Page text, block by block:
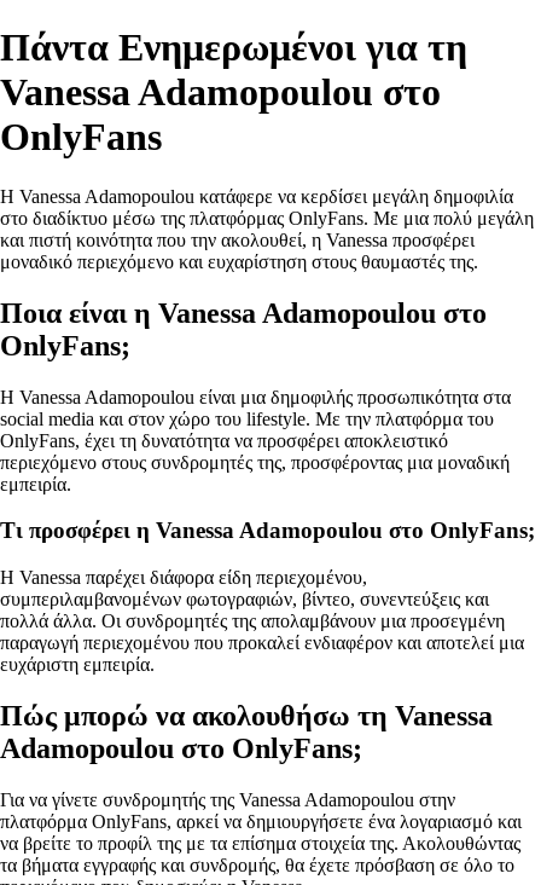
Πάντα Ενημερωμένοι για τη
Vanessa Adamopoulou στο
OnlyFans
Η Vanessa Adamopoulou κατάφερε να κερδίσει μεγάλη δημοφιλία
στο διαδίκτυο μέσω της πλατφόρμας OnlyFans. Με μια πολύ μεγάλη
και πιστή κοινότητα που την ακολουθεί, η Vanessa προσφέρει
μοναδικό περιεχόμενο και ευχαρίστηση στους θαυμαστές της.
Ποια είναι η Vanessa Adamopoulou στο
OnlyFans;
Η Vanessa Adamopoulou είναι μια δημοφιλής προσωπικότητα στα
social media και στον χώρο του lifestyle. Με την πλατφόρμα του
OnlyFans, έχει τη δυνατότητα να προσφέρει αποκλειστικό
περιεχόμενο στους συνδρομητές της, προσφέροντας μια μοναδική
εμπειρία.
Τι προσφέρει η Vanessa Adamopoulou στο OnlyFans;
Η Vanessa παρέχει διάφορα είδη περιεχομένου,
συμπεριλαμβανομένων φωτογραφιών, βίντεο, συνεντεύξεις και
πολλά άλλα. Οι συνδρομητές της απολαμβάνουν μια προσεγμένη
παραγωγή περιεχομένου που προκαλεί ενδιαφέρον και αποτελεί μια
ευχάριστη εμπειρία.
Πώς μπορώ να ακολουθήσω τη Vanessa
Adamopoulou στο OnlyFans;
Για να γίνετε συνδρομητής της Vanessa Adamopoulou στην
πλατφόρμα OnlyFans, αρκεί να δημιουργήσετε ένα λογαριασμό και
να βρείτε το προφίλ της με τα επίσημα στοιχεία της. Ακολουθώντας
τα βήματα εγγραφής και συνδρομής, θα έχετε πρόσβαση σε όλο το